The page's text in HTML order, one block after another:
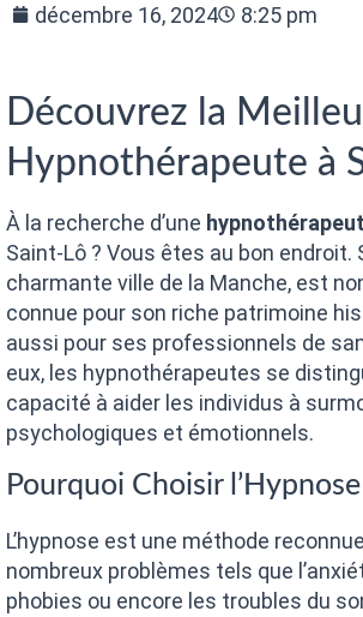
décembre 16, 2024 8:25 pm
Découvrez la
Hypnothérapeute à
À la recherche d’une
Saint-Lô ? Vous êtes au bon endroit.
charmante ville de la Manche, est
connue pour son riche patrimoine
aussi pour ses professionnels de
eux, les hypnothérapeutes se
capacité à aider les individus à
psychologiques et émotionnels.
Pourquoi Choisir
L’hypnose est une méthode
nombreux problèmes tels que
phobies ou encore les troubles du